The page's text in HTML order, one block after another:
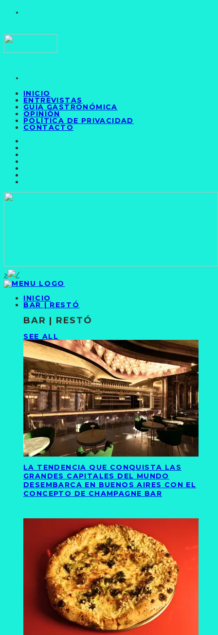
INICIO
ENTREVISTAS
GUÍA GASTRONÓMICA
OPINIÓN
POLÍTICA DE PRIVACIDAD
CONTACTO
>
INICIO
BAR | RESTÓ
BAR | RESTÓ
SEE ALL
LA TENDENCIA QUE CONQUISTA LAS
GRANDES CAPITALES DEL MUNDO
DESEMBARCA EN BUENOS AIRES CON EL
CONCEPTO DE CHAMPAGNE BAR